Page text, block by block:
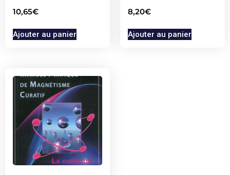
10,65€
Ajouter au panier
8,20€
Ajouter au panier